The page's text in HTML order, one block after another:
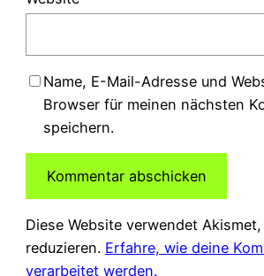
Name, E-Mail-Adresse und
Browser für meinen nächsten
speichern.
Diese Website verwendet
reduzieren. Erfahre, wie deine
verarbeitet werden.